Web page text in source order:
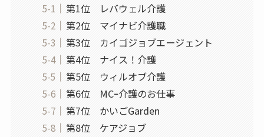
第1位 レバウェル介護
第2位 マイナビ介護職
第3位 カイゴジョブエージェント
第4位 ナイス！介護
第5位 ウィルオブ介護
第6位 MCｰ介護のお仕事
第7位 かいごGarden
第8位 ケアジョブ